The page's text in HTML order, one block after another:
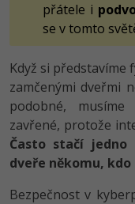
přátele i
se v tomto
Když si představíme
zamčenými dveřmi
podobné,
zavřené, protože
Často stačí
dveře někomu,
Bezpečnost v